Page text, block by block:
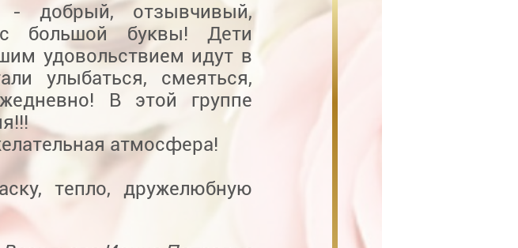
- добрый, отзывчивый,
большой буквы! Дети
удовольствием идут в
улыбаться, смеяться,
В этой группе
атмосфера!
тепло, дружелюбную